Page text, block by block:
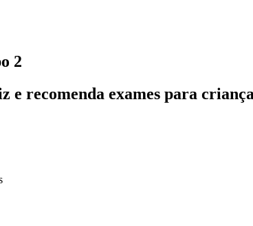
2
recomenda exames para